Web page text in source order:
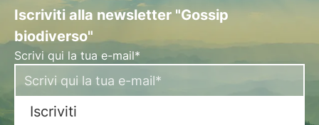
Iscriviti alla newsletter "Gossip
biodiverso"
Scrivi qui la tua e-mail*
Iscriviti